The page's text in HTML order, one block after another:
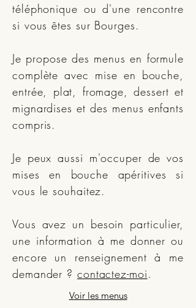
téléphonique ou d'une rencontre
si vous êtes sur Bourges.
Je propose des menus en formule
complète avec mise en bouche,
entrée, plat, fromage, dessert et
mignardises et des menus enfants
compris.
Je peux aussi m'occuper de vos
mises en bouche apéritives si
vous le souhaitez.
Vous avez un besoin particulier,
une information à me donner ou
encore un renseignement à me
demander ? contactez-moi.
Voir les menus